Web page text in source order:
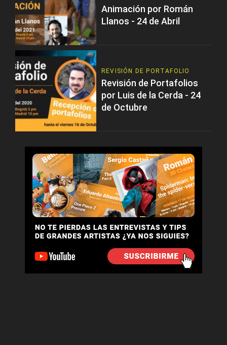
Animación por Román
Llanos - 24 de Abril
REVISIÓN DE PORTAFOLIO
Revisión de Portafolios
por Luis de la Cerda - 24
de Octubre